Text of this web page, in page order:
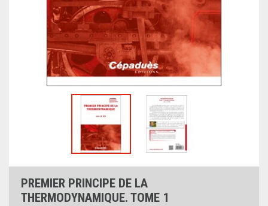
PREMIER PRINCIPE DE LA
THERMODYNAMIQUE. TOME 1